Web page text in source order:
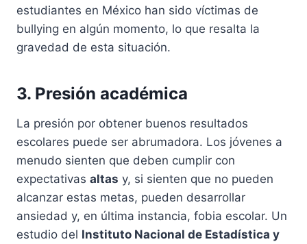
estudiantes en México han sido víctimas de
bullying en algún momento, lo que resalta la
gravedad de esta situación.
3. Presión académica
La presión por obtener buenos resultados
escolares puede ser abrumadora. Los jóvenes a
menudo sienten que deben cumplir con
expectativas altas y, si sienten que no pueden
alcanzar estas metas, pueden desarrollar
ansiedad y, en última instancia, fobia escolar. Un
estudio del Instituto Nacional de Estadística y